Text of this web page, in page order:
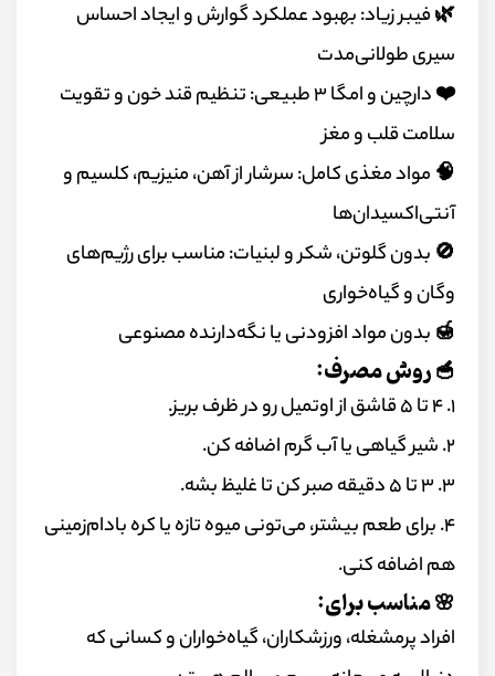
🌿 فیبر زیاد: بهبود عملکرد گوارش و ایجاد احساس
سیری طولانی‌مدت
❤️ دارچین و امگا ۳ طبیعی: تنظیم قند خون و تقویت
سلامت قلب و مغز
🧠 مواد مغذی کامل: سرشار از آهن، منیزیم، کلسیم و
آنتی‌اکسیدان‌ها
🚫 بدون گلوتن، شکر و لبنیات: مناسب برای رژیم‌های
وگان و گیاه‌خواری
🍯 بدون مواد افزودنی یا نگه‌دارنده مصنوعی
🥣 روش مصرف:
۱. ۴ تا ۵ قاشق از اوتمیل رو در ظرف بریز.
۲. شیر گیاهی یا آب گرم اضافه کن.
۳. ۳ تا ۵ دقیقه صبر کن تا غلیظ بشه.
۴. برای طعم بیشتر، می‌تونی میوه تازه یا کره بادام‌زمینی
هم اضافه کنی.
🌸 مناسب برای:
افراد پرمشغله، ورزشکاران، گیاه‌خواران و کسانی که